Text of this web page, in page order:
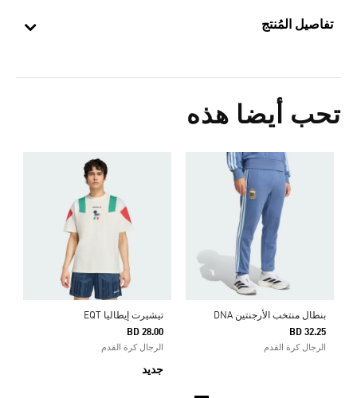
تفاصيل المُنتج
تحب أيضا هذه
بنطال منتخب الأرجنتين DNA
BD 32.25
الرجال كرة القدم
تيشيرت إيطاليا EQT
BD 28.00
الرجال كرة القدم
جديد